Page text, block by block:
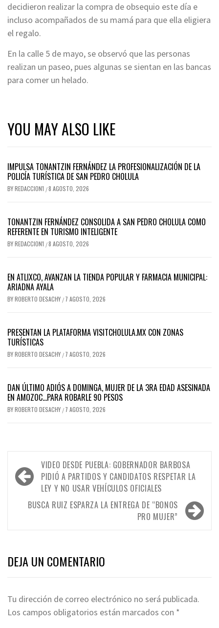
decidieron realizar la compra de obsequio este día e
incluso acompañados de su mamá para que ella eligiera
el regalo.
En la calle 5 de mayo, se observó que las personas
realizan un paseo, pues algunas se sientan en las bancas
para comer un helado.
YOU MAY ALSO LIKE
IMPULSA TONANTZIN FERNÁNDEZ LA PROFESIONALIZACIÓN DE LA
POLICÍA TURÍSTICA DE SAN PEDRO CHOLULA
BYREDACCION1 /8 AGOSTO, 2026
TONANTZIN FERNÁNDEZ CONSOLIDA A SAN PEDRO CHOLULA COMO
REFERENTE EN TURISMO INTELIGENTE
BYREDACCION1 /8 AGOSTO, 2026
EN ATLIXCO, AVANZAN LA TIENDA POPULAR Y FARMACIA MUNICIPAL:
ARIADNA AYALA
BYROBERTO DESACHY / 7 AGOSTO, 2026
PRESENTAN LA PLATAFORMA VISITCHOLULA.MX CON ZONAS
TURÍSTICAS
BYROBERTO DESACHY / 7 AGOSTO, 2026
DAN ÚLTIMO ADIÓS A DOMINGA, MUJER DE LA 3RA EDAD ASESINADA
EN AMOZOC…PARA ROBARLE 90 PESOS
BYROBERTO DESACHY / 7 AGOSTO, 2026
Navegación
de
entradas
VIDEO DESDE PUEBLA: GOBERNADOR BARBOSA
PIDIÓ A PARTIDOS Y CANDIDATOS RESPETAR LA
LEY Y NO USAR VEHÍCULOS OFICIALES
BUSCA RUIZ ESPARZA LA ENTREGA DE “BONOS
PRO MUJER”
DEJA UN COMENTARIO
Tu dirección de correo electrónico no será publicada.
Los campos obligatorios están marcados con *